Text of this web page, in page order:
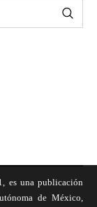
es una publicación
de México,